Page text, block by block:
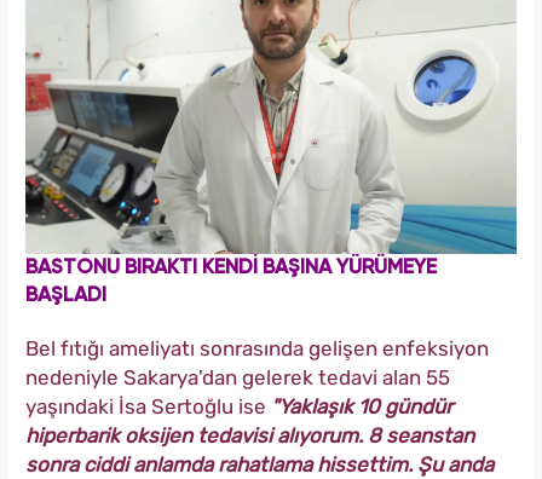
BASTONU BIRAKTI KENDİ BAŞINA YÜRÜMEYE
BAŞLADI
Bel fıtığı ameliyatı sonrasında gelişen enfeksiyon
nedeniyle Sakarya'dan gelerek tedavi alan 55
yaşındaki İsa Sertoğlu ise "Yaklaşık 10 gündür
hiperbarik oksijen tedavisi alıyorum. 8 seanstan
sonra ciddi anlamda rahatlama hissettim. Şu anda